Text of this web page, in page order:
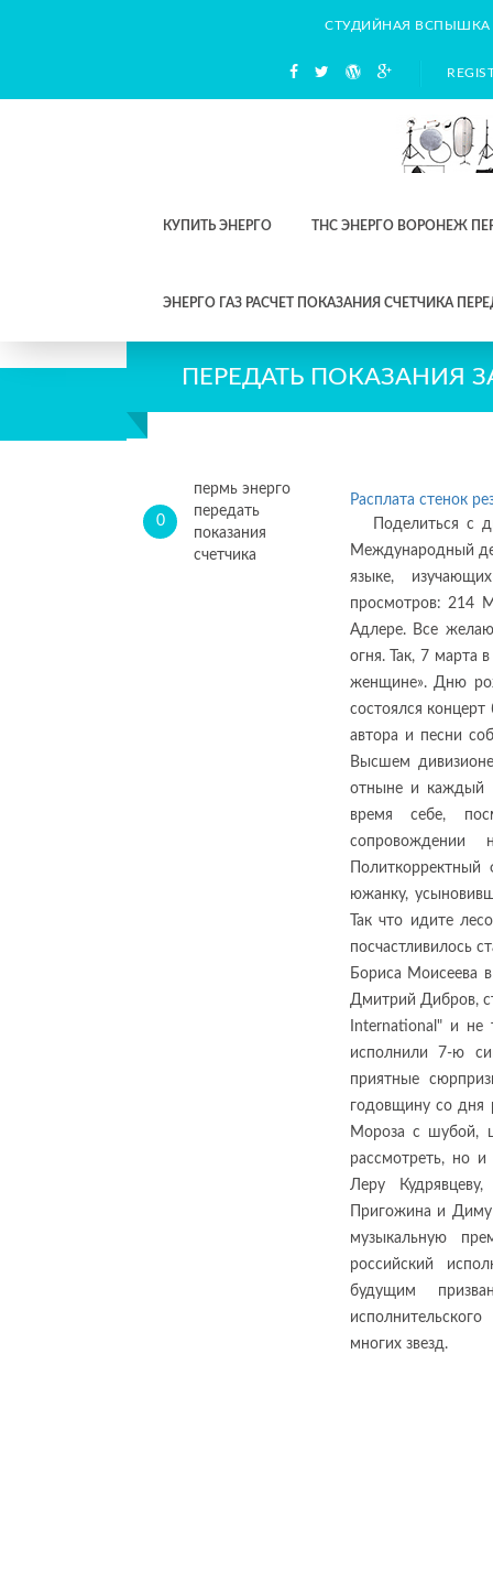
СТУДИЙНАЯ ВСПЫШКА
КУПИТЬ ЭНЕРГО ТНС ЭНЕРГО ВОРОНЕЖ
ЭНЕРГО ГАЗ РАСЧЕТ ПОКАЗАНИЯ СЧЕТЧИКА
ПЕРЕДАТЬ ПОКАЗАНИЯ
0
пермь энерго
передать
показания
счетчика
Расплата стенок
Поделиться с
Международный
языке,
просмотров: 214
Адлере. Все
огня. Так, 7 марта
женщине». Дню
состоялся
автора и песни
Высшем
отныне и каждый
время себе,
южанку,
Так что идите
посчастливилось
Бориса Моисеева
Дмитрий Дибров,
International" и не
исполнили 7-ю
приятные
годовщину со дня
Мороза с шубой,
рассмотреть, но
Леру
Пригожина и
музыкальную
российский
будущим
многих звезд.